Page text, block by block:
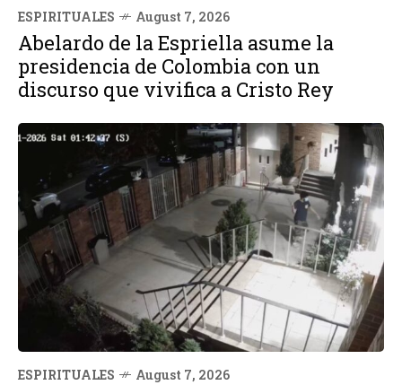
ESPIRITUALES August 7, 2026
Abelardo de la Espriella asume la
presidencia de Colombia con un
discurso que vivifica a Cristo Rey
ESPIRITUALES August 7, 2026